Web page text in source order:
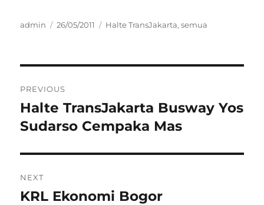
Author
admin
Posted
26/05/2011 Categories
Halte TransJakarta,semua
navigation
PREVIOUS
Previous
post:
Halte TransJakarta Busway Yos
Sudarso Cempaka Mas
NEXT
Next
KRL Ekonomi Bogor